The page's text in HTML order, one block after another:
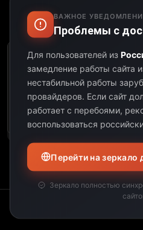
Выберите дату:
ВАЖНОЕ
Проблемы с
Для пользователей из
замедление работы сайта
нестабильной работы
провайдеров. Если сайт
работает с перебоями,
воспользоваться
Перейти на зеркало
Зеркало полностью